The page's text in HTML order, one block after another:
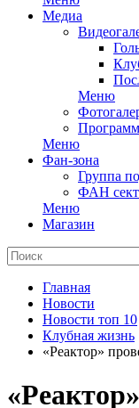
Медиа
Меню
Меню
Фан-зона
Группа
ФАН
Меню
Магазин
Главная
Новости
Новости топ 10
Клубная жизнь
«Реактор»